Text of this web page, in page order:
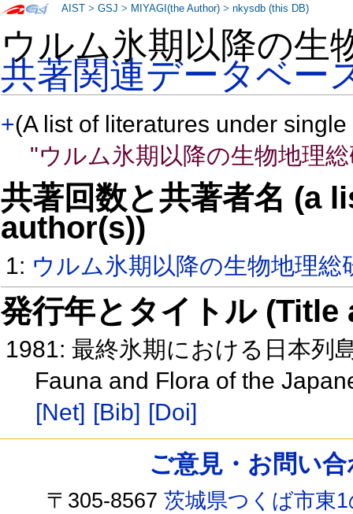
ウルム氷期以降の生
共著関連データベー
+(A list of literatures under
"ウルム氷期以降の生物地理
共著回数と共著者名 (a
author(s))
1: ウルム氷期以降の生物地理総
発行年とタイトル
1981: 最終氷期における日本列
Fauna and Flora of the
[Net] [Bib] [Doi]
AIST >GSJ > MIYAGI(the Author) >nkysdb (this DB)
ご意見・お問い
〒305-8567茨城県つくば市東